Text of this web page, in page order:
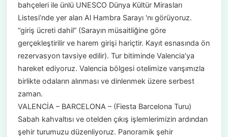
bahçeleri ile ünlü UNESCO Dünya Kültür Mirasları
Listesi’nde yer alan Al Hambra Sarayı ‘nı görüyoruz.
“giriş ücreti dahil” (Sarayın müsaitliğine göre
gerçekleştirilir ve harem girişi hariçtir. Kayıt esnasında ön
rezervasyon tavsiye edilir). Tur bitiminde Valencia’ya
hareket ediyoruz. Valencia bölgesi otelimize varışımızla
birlikte odaların alınması ve dinlenmek üzere serbest
zaman.
VALENCİA – BARCELONA – (Fiesta Barcelona Turu)
Sabah kahvaltısı ve otelden çıkış işlemlerimizin ardından
şehir turumuzu düzenliyoruz. Panoramik şehir